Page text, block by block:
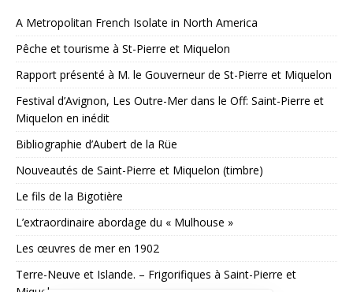
A Metropolitan French Isolate in North America
Pêche et tourisme à St-Pierre et Miquelon
Rapport présenté à M. le Gouverneur de St-Pierre et Miquelon
Festival d’Avignon, Les Outre-Mer dans le Off: Saint-Pierre et
Miquelon en inédit
Bibliographie d’Aubert de la Rüe
Nouveautés de Saint-Pierre et Miquelon (timbre)
Le fils de la Bigotière
L’extraordinaire abordage du « Mulhouse »
Les œuvres de mer en 1902
Terre-Neuve et Islande. – Frigorifiques à Saint-Pierre et